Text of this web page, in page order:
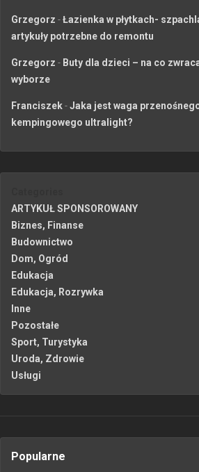
Grzegorz -Łazienka w płytkach-
artykuły potrzebne do remontu
Grzegorz - Buty dla dzieci – na co
wyborze
Franciszek-Jaka jest waga
kempingowego ultralight?
ARTYKUŁ SPONSOROWANY
Biznes, Finanse
Budownictwo
Dom, Ogród
Edukacja
Edukacja, Rozrywka
Inne
Pozostałe
Sport, Turystyka
Uroda, Zdrowie
Usługi
Popularne